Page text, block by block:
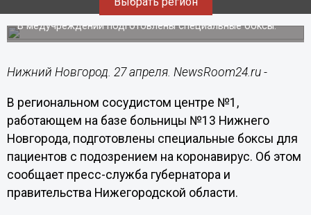
В медучреждении подготовлены специальные боксы.
Нижний Новгород. 27 апреля. NewsRoom24.ru -
В региональном сосудистом центре №1,
работающем на базе больницы №13 Нижнего
Новгорода, подготовлены специальные боксы для
пациентов с подозрением на коронавирус. Об этом
сообщает пресс-служба губернатора и
правительства Нижегородской области.